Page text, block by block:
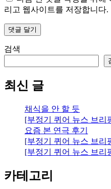
리고 웹사이트를 저장합니다.
검색
최신 글
채식을 안 할 듯
[부정기 퀴어 뉴스 브리
요즘 본 연극 후기
[부정기 퀴어 뉴스 브리
[부정기 퀴어 뉴스 브리
카테고리